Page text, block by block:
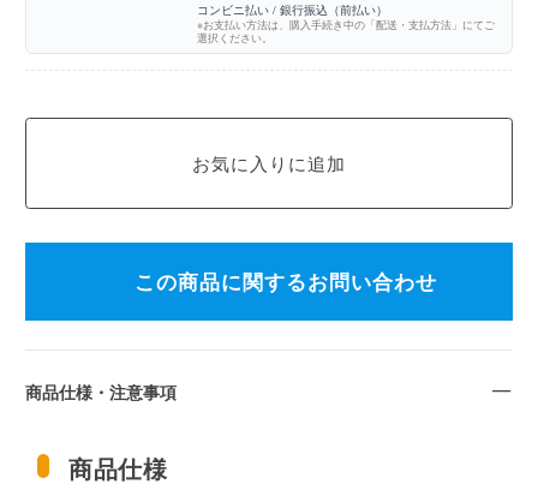
コンビニ払い / 銀行振込（前払い）
※お支払い方法は、購入手続き中の「配送・支払方法」にてご
選択ください。
この商品に関するお問い合わせ
商品仕様・注意事項
商品仕様